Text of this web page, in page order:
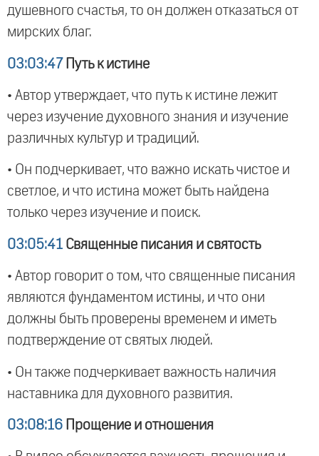
душевного счастья, то он должен отказаться от
мирских благ.
03:03:47 Путь к истине
• Автор утверждает, что путь к истине лежит
через изучение духовного знания и изучение
различных культур и традиций.
• Он подчеркивает, что важно искать чистое и
светлое, и что истина может быть найдена
только через изучение и поиск.
03:05:41 Священные писания и святость
• Автор говорит о том, что священные писания
являются фундаментом истины, и что они
должны быть проверены временем и иметь
подтверждение от святых людей.
• Он также подчеркивает важность наличия
наставника для духовного развития.
03:08:16 Прощение и отношения